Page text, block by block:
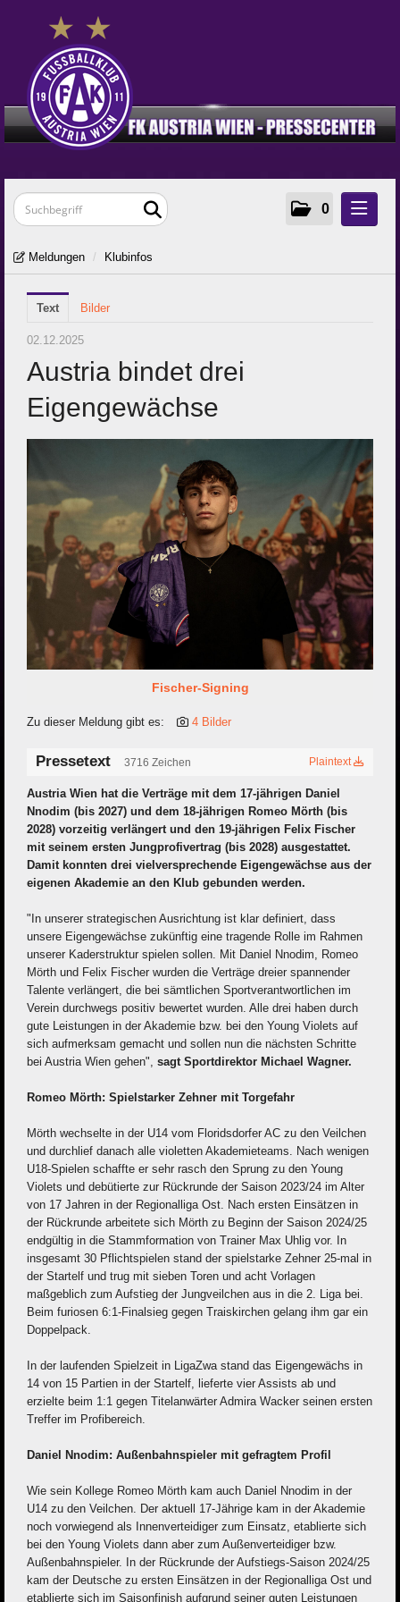
0
Meldungen
Frauen
Young Violets
Media
Zur Klub-Seite
Meldungen / Klubinfos
Text Bilder
02.12.2025
Austria bindet drei
Eigengewächse
Fischer-Signing
Zu dieser Meldung gibt es: 4 Bilder
Pressetext 3716 Zeichen Plaintext
Austria Wien hat die Verträge mit dem 17-jährigen Daniel
Nnodim (bis 2027) und dem 18-jährigen Romeo Mörth (bis
2028) vorzeitig verlängert und den 19-jährigen Felix Fischer
mit seinem ersten Jungprofivertrag (bis 2028) ausgestattet.
Damit konnten drei vielversprechende Eigengewächse aus der
eigenen Akademie an den Klub gebunden werden.
"In unserer strategischen Ausrichtung ist klar definiert, dass
unsere Eigengewächse zukünftig eine tragende Rolle im Rahmen
unserer Kaderstruktur spielen sollen. Mit Daniel Nnodim, Romeo
Mörth und Felix Fischer wurden die Verträge dreier spannender
Talente verlängert, die bei sämtlichen Sportverantwortlichen im
Verein durchwegs positiv bewertet wurden. Alle drei haben durch
gute Leistungen in der Akademie bzw. bei den Young Violets auf
sich aufmerksam gemacht und sollen nun die nächsten Schritte
bei Austria Wien gehen", sagt Sportdirektor Michael Wagner.
Romeo Mörth: Spielstarker Zehner mit Torgefahr
Mörth wechselte in der U14 vom Floridsdorfer AC zu den Veilchen
und durchlief danach alle violetten Akademieteams. Nach wenigen
U18-Spielen schaffte er sehr rasch den Sprung zu den Young
Violets und debütierte zur Rückrunde der Saison 2023/24 im Alter
von 17 Jahren in der Regionalliga Ost. Nach ersten Einsätzen in
der Rückrunde arbeitete sich Mörth zu Beginn der Saison 2024/25
endgültig in die Stammformation von Trainer Max Uhlig vor. In
insgesamt 30 Pflichtspielen stand der spielstarke Zehner 25-mal in
der Startelf und trug mit sieben Toren und acht Vorlagen
maßgeblich zum Aufstieg der Jungveilchen aus in die 2. Liga bei.
Beim furiosen 6:1-Finalsieg gegen Traiskirchen gelang ihm gar ein
Doppelpack.
In der laufenden Spielzeit in LigaZwa stand das Eigengewächs in
14 von 15 Partien in der Startelf, lieferte vier Assists ab und
erzielte beim 1:1 gegen Titelanwärter Admira Wacker seinen ersten
Treffer im Profibereich.
Daniel Nnodim: Außenbahnspieler mit gefragtem Profil
Wie sein Kollege Romeo Mörth kam auch Daniel Nnodim in der
U14 zu den Veilchen. Der aktuell 17-Jährige kam in der Akademie
noch vorwiegend als Innenverteidiger zum Einsatz, etablierte sich
bei den Young Violets dann aber zum Außenverteidiger bzw.
Außenbahnspieler. In der Rückrunde der Aufstiegs-Saison 2024/25
kam der Deutsche zu ersten Einsätzen in der Regionalliga Ost und
etablierte sich im Saisonfinish aufgrund seiner guten Leistungen